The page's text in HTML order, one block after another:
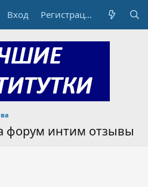
Вход Регистрация
форум интим отзывы